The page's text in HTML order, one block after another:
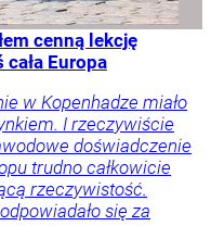
cenną lekcję
Europa
w Kopenhadze miało
I rzeczywiście
doświadczenie
trudno całkowicie
rzeczywistość.
się za